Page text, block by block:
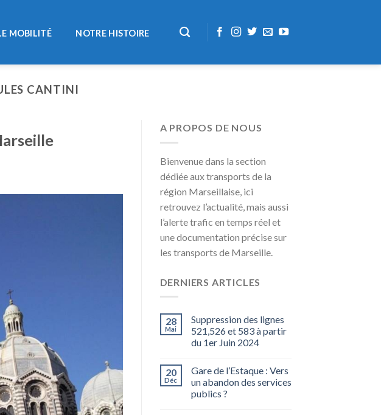
MOBILITÉ NOTRE HISTOIRE
CANTINI
A PROPOS DE NOUS
Bienvenue dans la section
dédiée aux transports de la
région Marseillaise, ici
retrouvez l’actualité, mais aussi
l’alerte trafic en temps réel et
une documentation précise sur
les transports de Marseille.
DERNIERS ARTICLES
28
Mai
Suppression des lignes
521,526 et 583 à partir
du 1er Juin 2024
20
Déc
Gare de l’Estaque : Vers
un abandon des services
publics ?